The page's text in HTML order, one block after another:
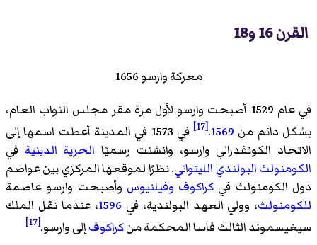
القرن 16 و18
معركة وارسو 1656
في عام 1529 أصبحت وارسو لأول مرة مقر مجلس النواب العام،
بشكل دائم من 1569
.
[17]
في 1573 في المدينة أعطت اسمها إلى
الاتحاد الكونفدرالي وارسو، وانشئت رسميًا الحرية الدينية في
الكومنولث البولندي الليتواني. نظرًا لموقعها المركزي بين عواصم
دول الكومنولث في كراكوف وفيلنيوس وأصبحت وارسو عاصمة
للكومنولث، وولي العهد البولندية، في 1596، عندما نقل الملك
سيغيسموند الثالث فاسا المحكمة منكراكوفإلى وارسو.[17]